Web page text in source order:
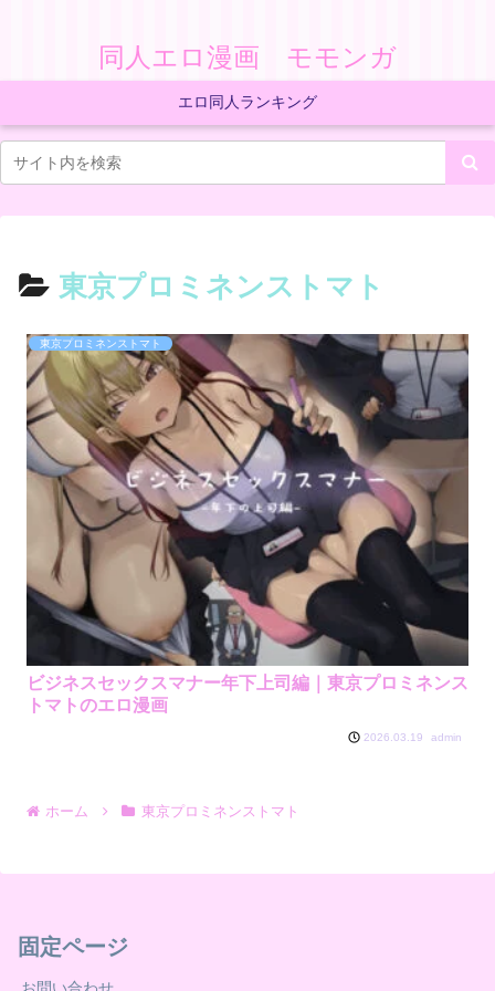
同人エロ漫画 モモンガ
エロ同人ランキング
東京プロミネンストマト
東京プロミネンストマト
ビジネスセックスマナー年下上司編｜東京プロミネンス
トマトのエロ漫画
2026.03.19 admin
ホーム 東京プロミネンストマト
固定ページ